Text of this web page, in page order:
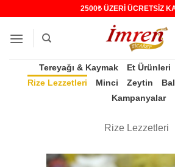
2500₺ ÜZERİ ÜCRETSİZ
Tereyağı & Kaymak Et Ürünleri
Rize Lezzetleri
Minci Zeytin
Kampanyalar
Rize Lezzetleri